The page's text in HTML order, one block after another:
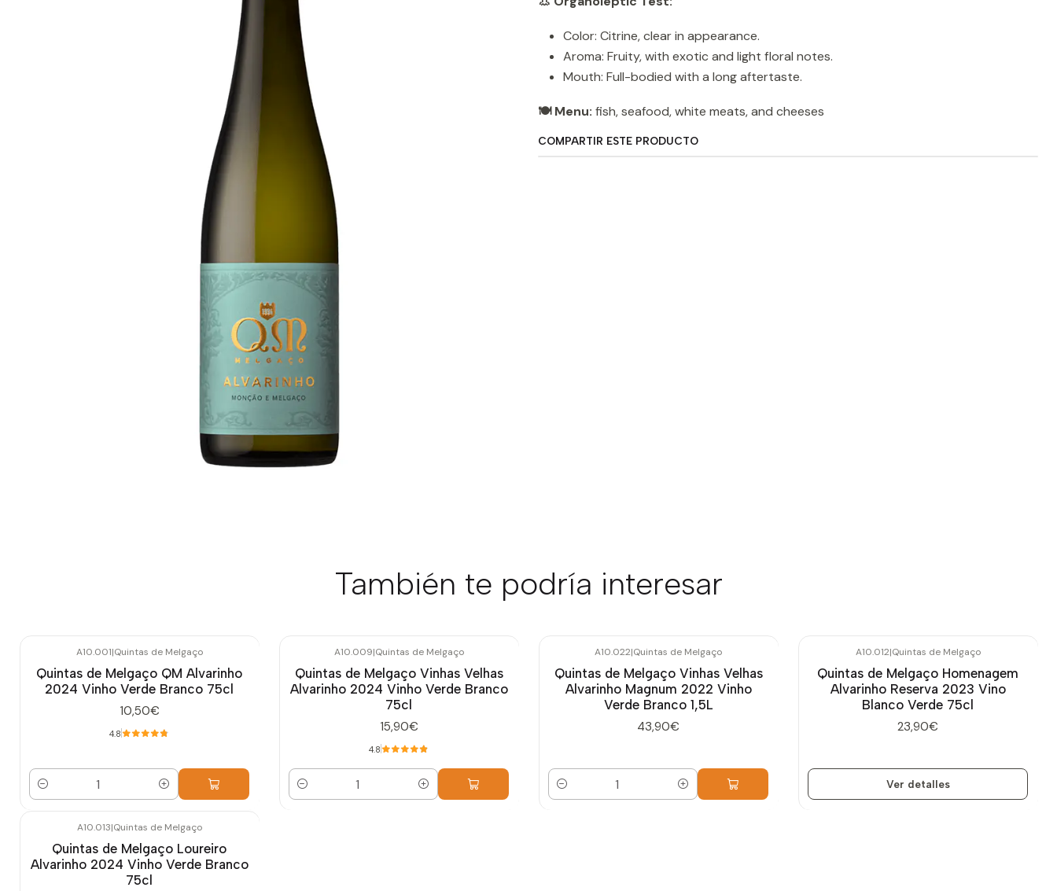
Color: Citrine, clear in appearance.
Aroma: Fruity, with exotic and light floral notes.
Mouth: Full-bodied with a long aftertaste.
🍽️ Menu: fish, seafood, white meats, and cheeses
COMPARTIR ESTE PRODUCTO
También te podría interesar
A10.001|Quintas de Melgaço
Quintas de Melgaço QM Alvarinho
2024 Vinho Verde Branco 75cl
10,50€
4.8
Cantidad
A10.009|Quintas de Melgaço
Quintas de Melgaço Vinhas Velhas
Alvarinho 2024 Vinho Verde Branco
75cl
15,90€
4.8
Cantidad
A10.022|Quintas de Melgaço
Quintas de Melgaço Vinhas Velhas
Alvarinho Magnum 2022 Vinho
Verde Branco 1,5L
43,90€
Cantidad
A10.012|Quintas de Melgaço
Quintas de Melgaço Homenagem
Alvarinho Reserva 2023 Vino
Blanco Verde 75cl
23,90€
Ver detalles
A10.013|Quintas de Melgaço
Quintas de Melgaço Loureiro
Alvarinho 2024 Vinho Verde Branco
75cl